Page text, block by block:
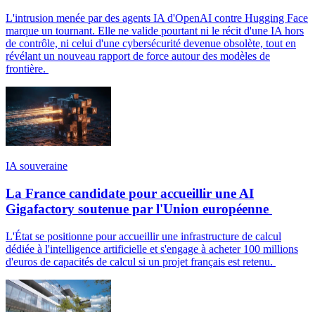
L'intrusion menée par des agents IA d'OpenAI contre Hugging Face
marque un tournant. Elle ne valide pourtant ni le récit d'une IA hors
de contrôle, ni celui d'une cybersécurité devenue obsolète, tout en
révélant un nouveau rapport de force autour des modèles de
frontière.
IA souveraine
La France candidate pour accueillir une AI
Gigafactory soutenue par l'Union européenne
L'État se positionne pour accueillir une infrastructure de calcul
dédiée à l'intelligence artificielle et s'engage à acheter 100 millions
d'euros de capacités de calcul si un projet français est retenu.